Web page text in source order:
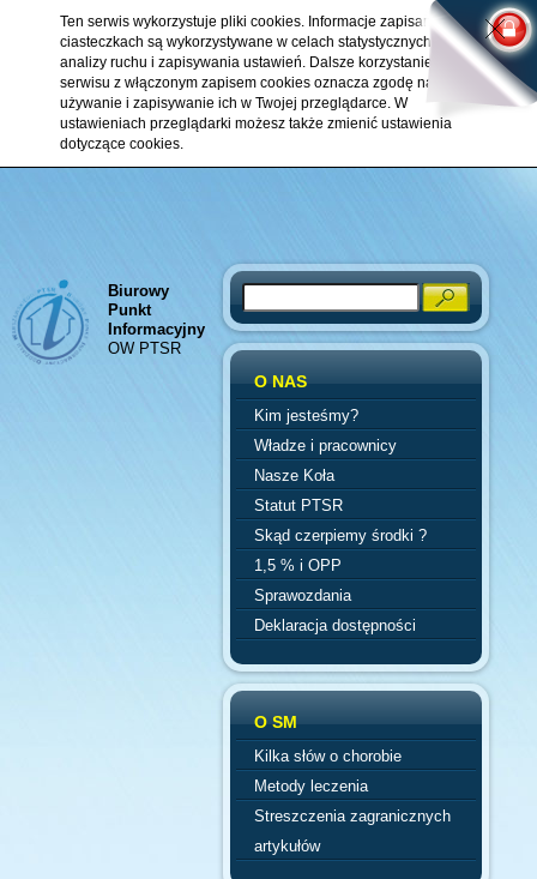
Ten serwis wykorzystuje pliki cookies. Informacje zapisane w
ciasteczkach są wykorzystywane w celach statystycznych,
analizy ruchu i zapisywania ustawień. Dalsze korzystanie z
serwisu z włączonym zapisem cookies oznacza zgodę na ich
używanie i zapisywanie ich w Twojej przeglądarce. W
ustawieniach przeglądarki możesz także zmienić ustawienia
dotyczące cookies.
Biurowy
Punkt
Informacyjny
OW PTSR
Search
O NAS
Kim jesteśmy?
Władze i pracownicy
Nasze Koła
Statut PTSR
Skąd czerpiemy środki ?
1,5 % i OPP
Sprawozdania
Deklaracja dostępności
O SM
Kilka słów o chorobie
Metody leczenia
Streszczenia zagranicznych
artykułów